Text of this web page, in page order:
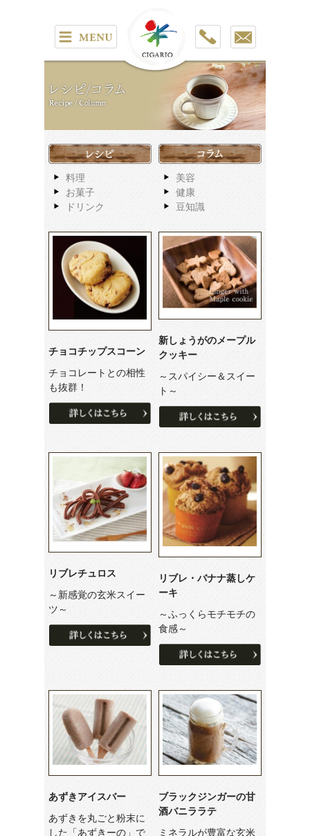
料理
お菓子
ドリンク
美容
健康
豆知識
チョコチップスコーン
チョコレートとの相性
も抜群！
新しょうがのメープル
クッキー
～スパイシー＆スイー
ト～
リブレチュロス
～新感覚の玄米スイー
ツ～
リブレ・バナナ蒸しケ
ーキ
～ふっくらモチモチの
食感～
あずきアイスバー
あずきを丸ごと粉末に
した「あずきーの」で
ブラックジンガーの甘
酒バニララテ
ミネラルが豊富な玄米